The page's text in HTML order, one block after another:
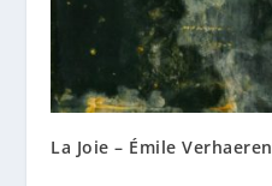
La Joie – Émile Verhaeren